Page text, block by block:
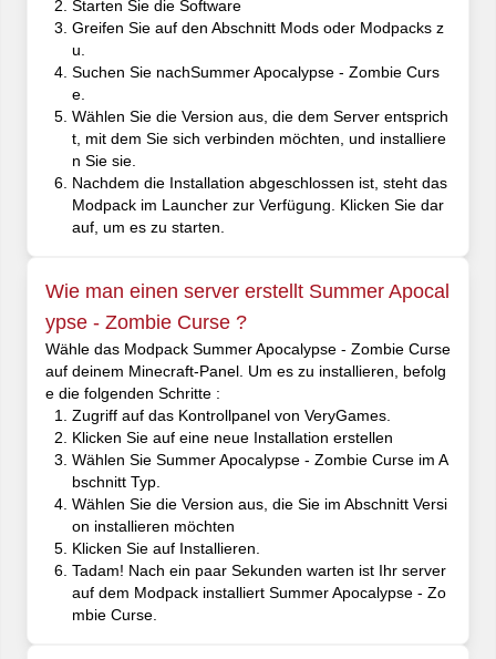
Starten Sie die Software
Greifen Sie auf den Abschnitt Mods oder Modpacks z
u.
Suchen Sie nachSummer Apocalypse - Zombie Curs
e.
Wählen Sie die Version aus, die dem Server entsprich
t, mit dem Sie sich verbinden möchten, und installiere
n Sie sie.
Nachdem die Installation abgeschlossen ist, steht das
Modpack im Launcher zur Verfügung. Klicken Sie dar
auf, um es zu starten.
Wie man einen server erstellt Summer Apocal
ypse - Zombie Curse ?
Wähle das Modpack Summer Apocalypse - Zombie Curse
auf deinem Minecraft-Panel. Um es zu installieren, befolg
e die folgenden Schritte :
Zugriff auf das Kontrollpanel von VeryGames.
Klicken Sie auf eine neue Installation erstellen
Wählen Sie Summer Apocalypse - Zombie Curse im A
bschnitt Typ.
Wählen Sie die Version aus, die Sie im Abschnitt Versi
on installieren möchten
Klicken Sie auf Installieren.
Tadam! Nach ein paar Sekunden warten ist Ihr server
auf dem Modpack installiert Summer Apocalypse - Zo
mbie Curse.